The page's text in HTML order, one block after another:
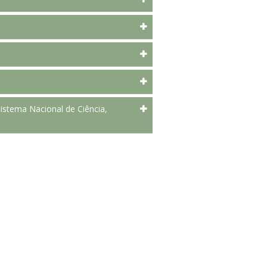
Nacional de Ciência,